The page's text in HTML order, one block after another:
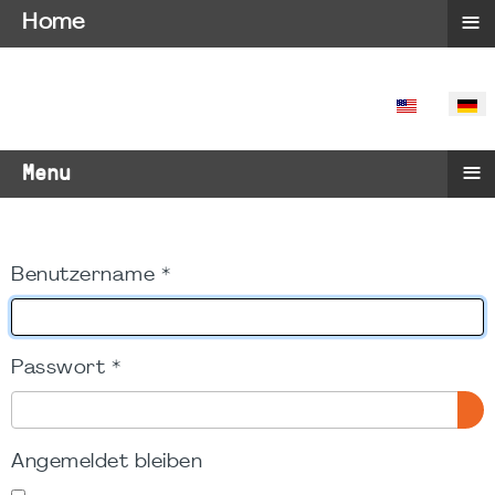
SPRACHE
Menu ≡
Benutzername *
Passwort *
Angemeldet bleiben
Home ≡